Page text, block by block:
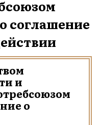
соглашение
и
о